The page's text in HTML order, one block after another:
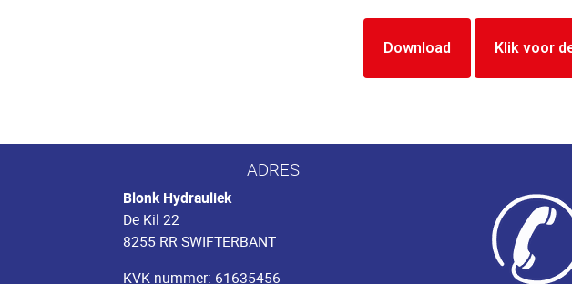
Download Klik voor
ADRES
Blonk Hydrauliek
De Kil 22
8255 RR SWIFTERBANT
KVK-nummer: 61635456